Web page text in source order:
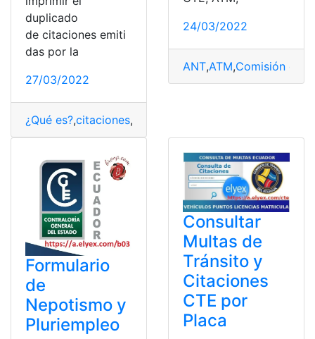
duplicado
de citaciones emiti
das por la
27/03/2022
¿Qué es?,citaciones,
24/03/2022
ANT,ATM,Comisión de
Formulario
de
Nepotismo y
Pluriempleo
Consultar
Multas de
Tránsito y
Citaciones
CTE por
Placa